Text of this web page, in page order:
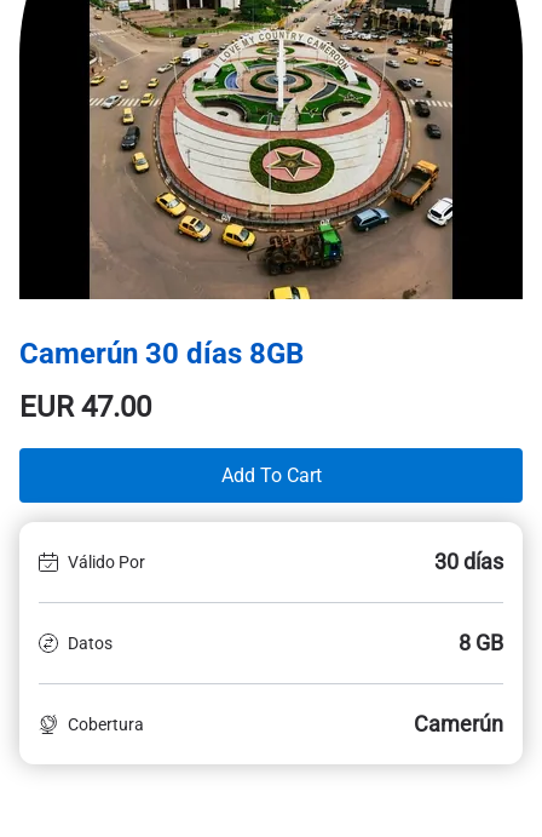
Camerún 30 días 8GB
EUR47.00
Add To Cart
Válido Por 30 días
Datos 8 GB
Cobertura Camerún